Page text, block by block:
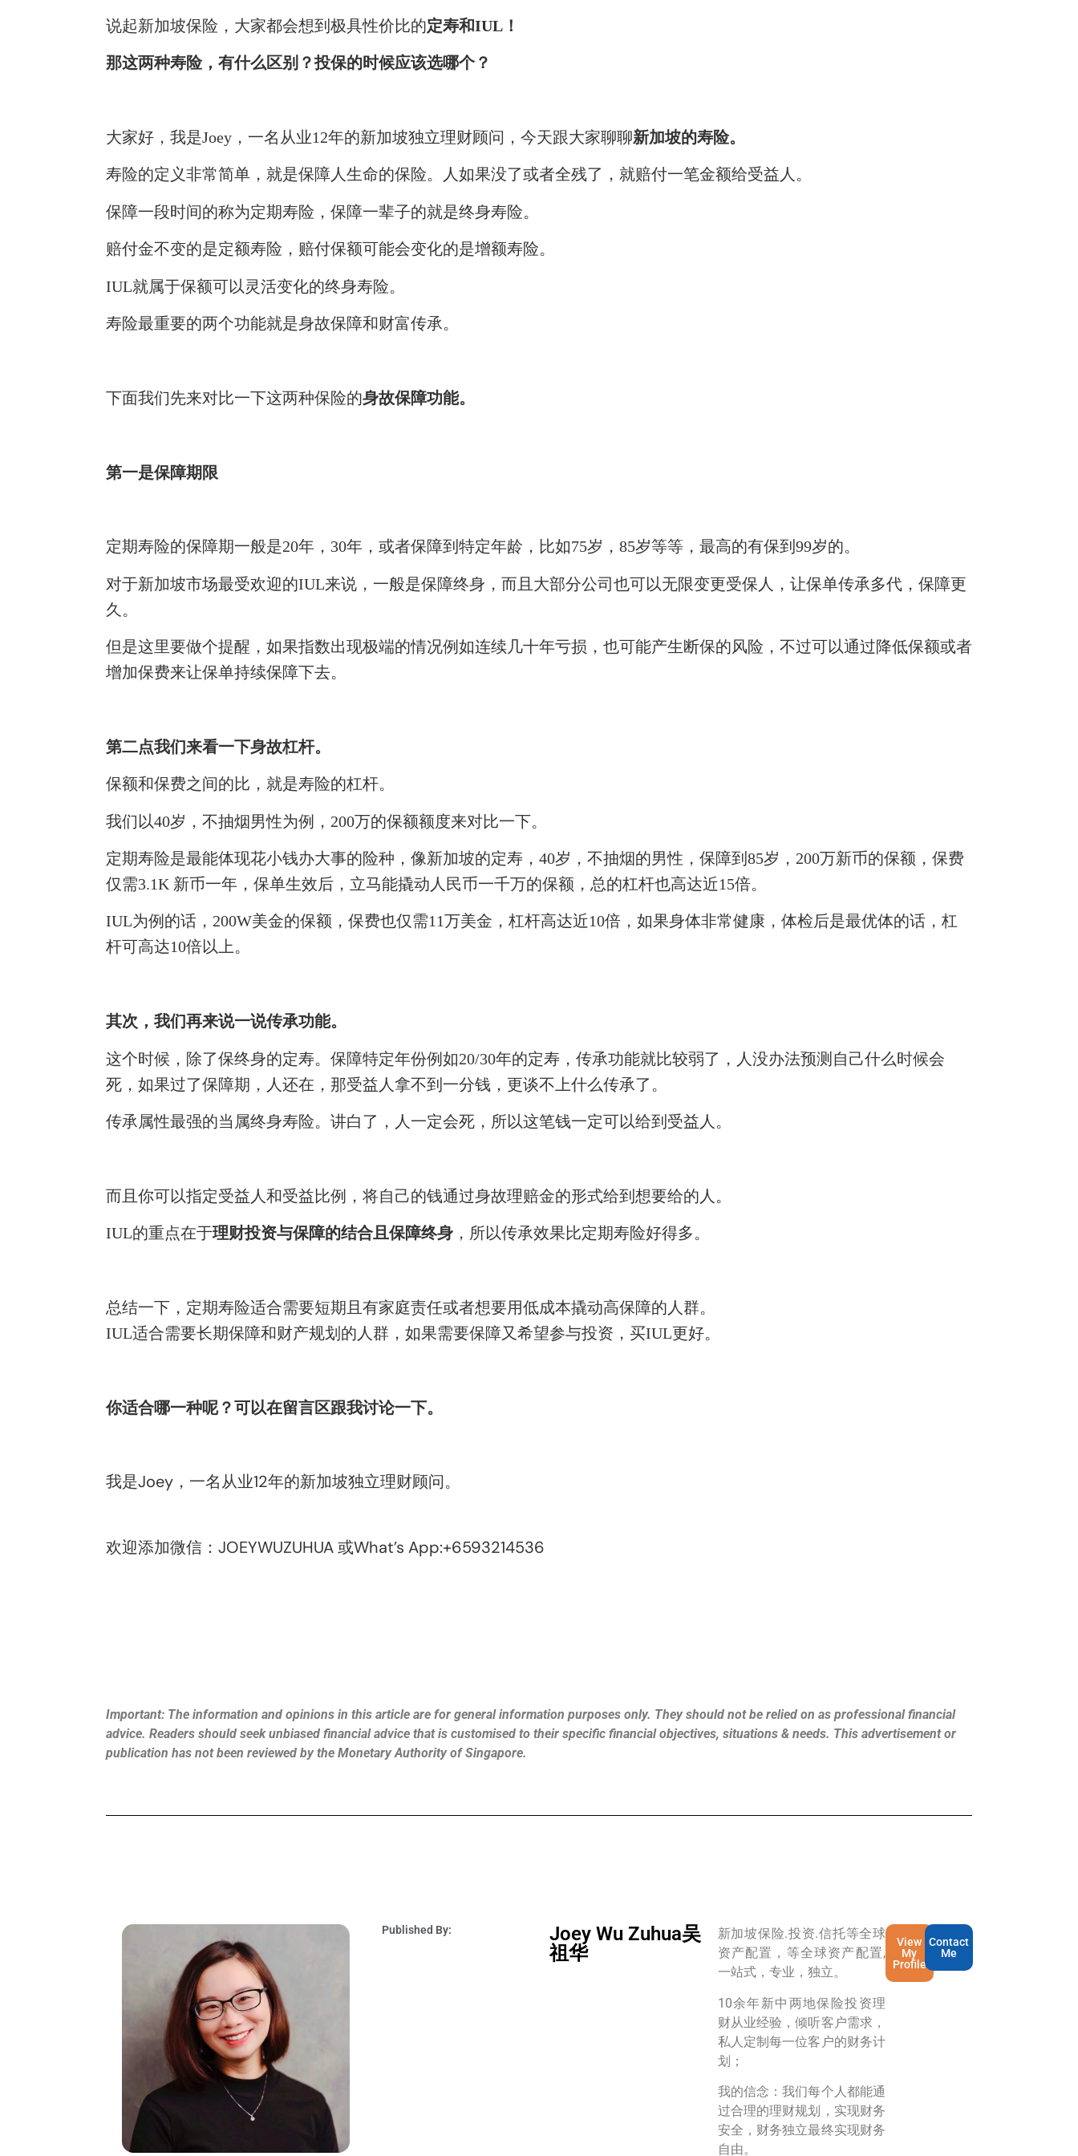
说起新加坡保险，大家都会想到极具性价比的定寿和IUL ！
那这两种寿险，有什么区别？投保的时候应该选哪个？
大家好，我是Joey，一名从业12年的新加坡独立理财顾问，今天跟大家聊聊新加坡的寿险。
寿险的定义非常简单，就是保障人生命的保险。人如果没了或者全残了，就赔付一笔金额给受益人。
保障一段时间的称为定期寿险，保障一辈子的就是终身寿险。
赔付金不变的是定额寿险，赔付保额可能会变化的是增额寿险。
IUL就属于保额可以灵活变化的终身寿险。
寿险最重要的两个功能就是身故保障和财富传承。
下面我们先来对比一下这两种保险的身故保障功能。
第一是保障期限
定期寿险的保障期一般是20年，30年，或者保障到特定年龄，比如75岁，85岁等等，最高的有保到99岁的。
对于新加坡市场最受欢迎的IUL来说， 一般是保障终身，而且 大部分公司也可以无限变更受保人 ， 让保单传承多代，保障更
久。
但是这里要做个提醒，如果指数出现极端的情况例如连续几十年亏损，也可能产生断保的风险，不过可以通过降低保额或者
增加保费来让保单持续保障下去。
第二点我们来看一下身故杠杆。
保额和保费之间的比，就是寿险的杠杆。
我们以40岁，不抽烟男性为例，200万的保额额度来对比一下。
定期寿险是最能体现花小钱办大事的险种，像新加坡的定寿， 40岁，不抽烟的男性，保障到85岁，200万新币的保额，保费
仅需3.1K 新币一年，保单生效后，立马能撬动人民币一千万的保额，总的杠杆也高达近15倍。
IUL为例的话，200W美金的保额，保费也仅需11万美金，杠杆高达近10倍，如果身体非常健康，体检后是最优体的话，杠
杆可高达10倍以上。
其次，我们再来说一说传承功能。
这个时候，除了保终身的定寿。保障特定年份例如20/30年的定寿，传承功能就比较弱了，人没办法预测自己什么时候会
死，如果过了保障期，人还在，那受益人拿不到一分钱，更谈不上什么传承了。
传承属性最强的当属终身寿险。讲白了，人一定会死，所以这笔钱一定可以给到受益人。
而且你可以指定受益人和受益比例 ，将自己的钱通过身故理赔金的形式给到想要给的人。
IUL的重点在于理财投资与保障的结合且保障终身 ， 所以传承效果比定期寿险好得多。
总结一下，定期寿险适合需要短期且有家庭责任或者想要用低成本撬动高保障的人群。
IUL适合需要长期保障和财产规划的人群 ， 如果需要保障又希望参与投资 ， 买IUL更好。
你适合哪一种呢？可以在留言区跟我讨论一下。
我是Joey，一名从业12年的新加坡独立理财顾问。
欢迎添加微信：JOEYWUZUHUA 或What’s App:+6593214536
Important: The information and opinions in this article are for general information purposes only. They should not be relied on as professional financial
advice. Readers should seek unbiased financial advice that is customised to their specific financial objectives, situations & needs. This advertisement or
publication has not been reviewed by the Monetary Authority of Singapore.
Published By:
Joey Wu Zuhua吴
祖华
新加坡保险.投资.信托等全球
资产配置，等全球资产配置,
一站式，专业，独立。
10余年新中两地保险投资理
财从业经验，倾听客户需求，
私人定制每一位客户的财务计
划；
我的信念：我们每个人都能通
过合理的理财规划，实现财务
安全，财务独立最终实现财务
自由。
View
My
Profile
Contact
Me